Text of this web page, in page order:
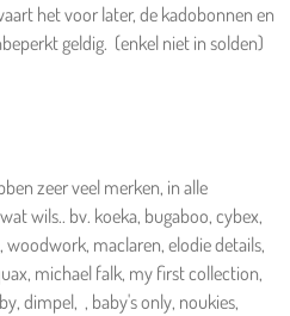
het voor later, de kadobonnen en
geldig. (enkel niet in solden)
zeer veel merken, in alle
wils.. bv. koeka, bugaboo, cybex,
maclaren, elodie details,
michael falk, my first collection,
dimpel, , baby's only, noukies,